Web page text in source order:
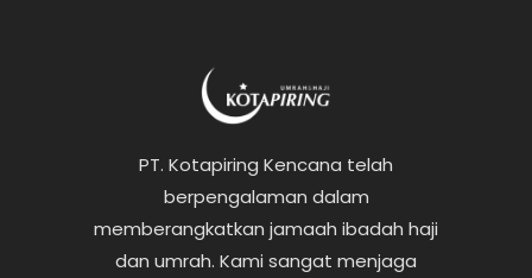
PT. Kotapiring Kencana telah
berpengalaman dalam
memberangkatkan jamaah ibadah haji
dan umrah. Kami sangat menjaga